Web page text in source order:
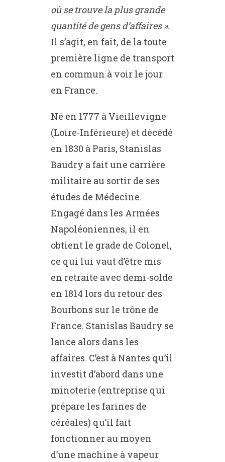
où se trouve la plus grande
quantité de gens d’affaires ».
Il s’agit, en fait, de la toute
première ligne de transport
en commun à voir le jour
en France.
Né en 1777 à Vieillevigne
(Loire-Inférieure) et décédé
en 1830 à Paris, Stanislas
Baudry a fait une carrière
militaire au sortir de ses
études de Médecine.
Engagé dans les Armées
Napoléoniennes, il en
obtient le grade de Colonel,
ce qui lui vaut d’être mis
en retraite avec demi-solde
en 1814 lors du retour des
Bourbons sur le trône de
France. Stanislas Baudry se
lance alors dans les
affaires. C’est à Nantes qu’il
investit d’abord dans une
minoterie (entreprise qui
prépare les farines de
céréales) qu’il fait
fonctionner au moyen
d’une machine à vapeur